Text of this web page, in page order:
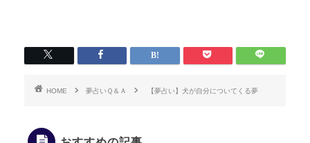
HOME 夢占いＱ＆Ａ 【夢占い】犬が自分についてくる夢